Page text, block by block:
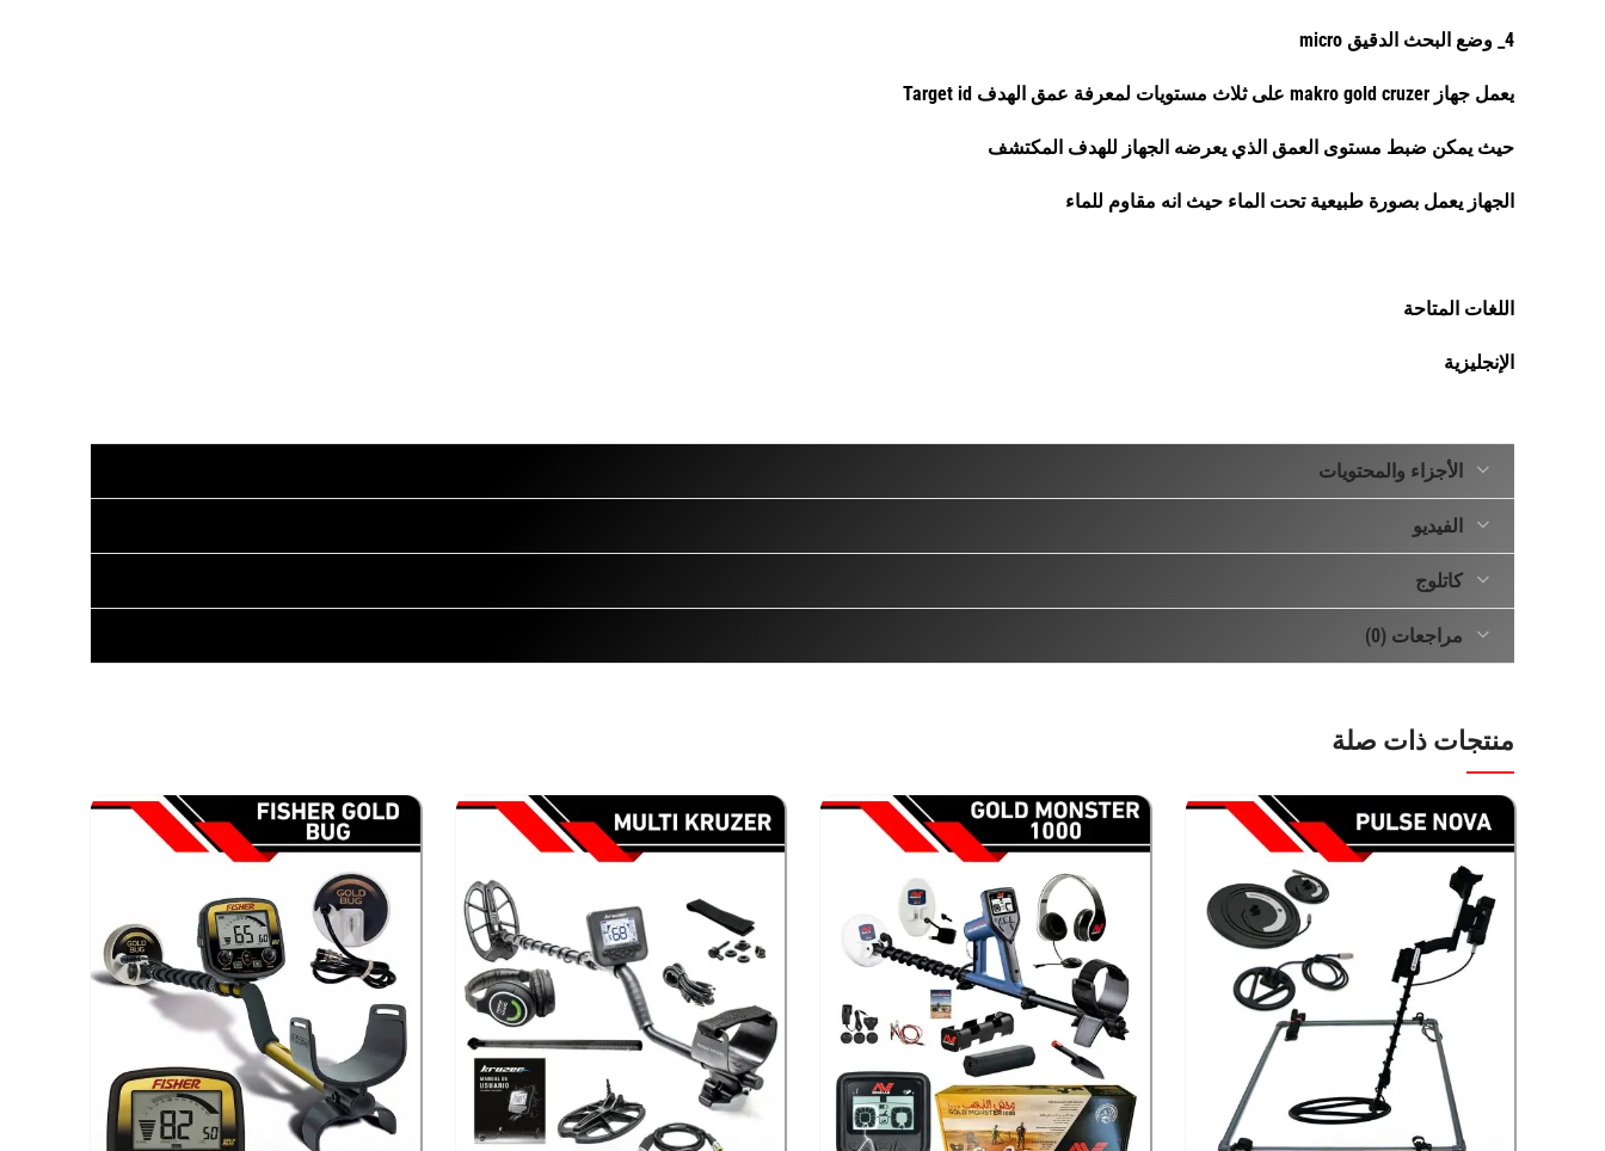
4_ وضع البحث الدقيق micro
يعمل جهاز makro gold cruzer على ثلاث مستويات لمعرفة عمق الهدف Target id
حيث يمكن ضبط مستوى العمق الذي يعرضه الجهاز للهدف المكتشف
الجهاز يعمل بصورة طبيعية تحت الماء حيث انه مقاوم للماء
اللغات المتاحة
الإنجليزية
جهاز ماكرو جولد كروزر يمتاز بمزايا عديدة أهمها :
* اربع اوضاع للبحث
حيث يمكن للمستخدم اختيار واحد من أصل أربعة أوضاع معدة مسبقا مناسبة لظروف الاستكشاف والأهداف المراد البحث عنها:-
3_وضع البحث المعزز boost
4_ وضع البحث الدقيق micro
* ثلاثة مستويات لقياس عمق الهدف
حيث يمكن ضبط مستوى العمق الذى يعرض الجهاز معرض الهدف الرقمي TARGET ID لهدف مكتشف
*يعمل جهاز ماكرو جولد كروزر تحت الماء لأعماق 2 متر
* يعمل الجهاز على تردد تشغيل 61 كيلو هرتز لكشف شذرات الذهب والذهب الطبيعي
* يحتوى على طبقين للكشف طبق GK 26C بأبعاد 14X26 سم
الأجزاء والمحتويات
الفيديو
كاتلوج
مراجعات (0)
منتجات ذات صلة